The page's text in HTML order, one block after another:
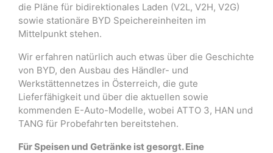
die Pläne für bidirektionales Laden (V2L, V2H, V2G)
sowie stationäre BYD Speichereinheiten im
Mittelpunkt stehen.
Wir erfahren natürlich auch etwas über die Geschichte
von BYD, den Ausbau des Händler- und
Werkstättennetzes in Österreich, die gute
Lieferfähigkeit und über die aktuellen sowie
kommenden E-Auto-Modelle, wobei ATTO 3, HAN und
TANG für Probefahrten bereitstehen.
Für Speisen und Getränke ist gesorgt. Eine